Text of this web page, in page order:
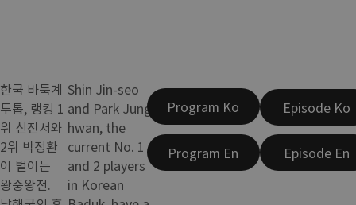
한국 바둑계
투톱, 랭킹 1
위 신진서와
2위 박정환
이 벌이는
왕중왕전.
Shin Jin-seo
and Park Jung-
hwan, the
current No. 1
and 2 players
in Korean
Program Ko
Program En
Episode Ko
Episode En